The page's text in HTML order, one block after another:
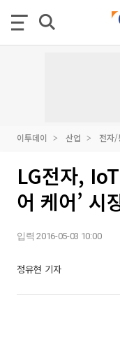
이투데이 산업 전자
LG전자,
어 케어’ 시
입력 2016-05-03 10:00
정유현 기자